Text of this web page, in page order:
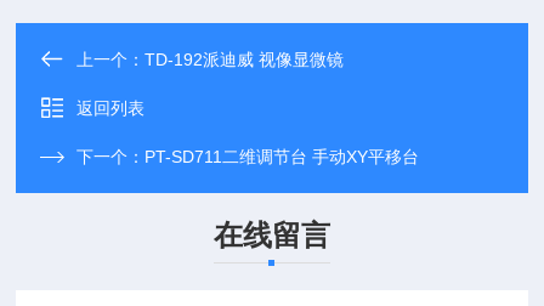
上一个：TD-192派迪威 视像显微镜
返回列表
下一个： PT-SD711二维调节台 手动XY平移台
在线留言